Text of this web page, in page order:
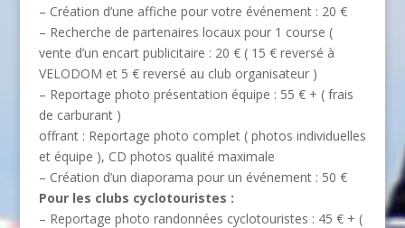
– Création d’une affiche pour votre événement : 20 €
– Recherche de partenaires locaux pour 1 course (
vente d’un encart publicitaire : 20 € ( 15 € reversé à
VELODOM et 5 € reversé au club organisateur )
– Reportage photo présentation équipe : 55 € + ( frais
de carburant )
offrant : Reportage photo complet ( photos individuelles
et équipe ), CD photos qualité maximale
– Création d’un diaporama pour un événement : 50 €
Pour les clubs cyclotouristes :
– Reportage photo randonnées cyclotouristes : 45 € + (